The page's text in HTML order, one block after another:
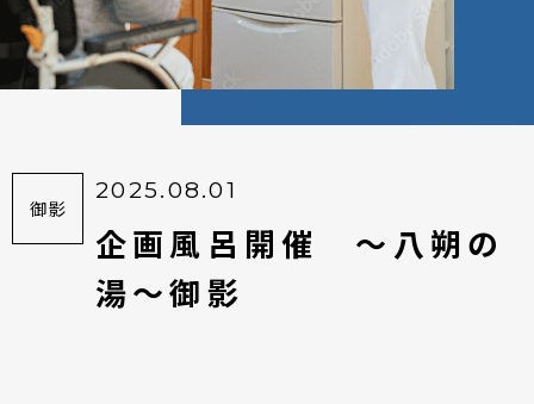
御影
2025.08.01
企画風呂開催 ～八朔の
湯～御影